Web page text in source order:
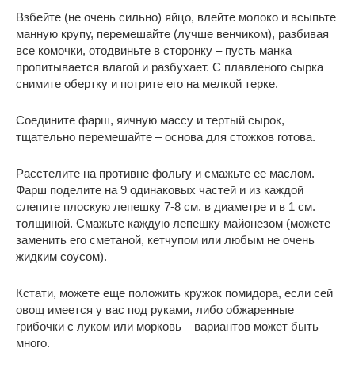
Взбейте (не очень сильно) яйцо, влейте молоко и всыпьте
манную крупу, перемешайте (лучше венчиком), разбивая
все комочки, отодвиньте в сторонку – пусть манка
пропитывается влагой и разбухает. С плавленого сырка
снимите обертку и потрите его на мелкой терке.
Соедините фарш, яичную массу и тертый сырок,
тщательно перемешайте – основа для стожков готова.
Расстелите на противне фольгу и смажьте ее маслом.
Фарш поделите на 9 одинаковых частей и из каждой
слепите плоскую лепешку 7-8 см. в диаметре и в 1 см.
толщиной. Смажьте каждую лепешку майонезом (можете
заменить его сметаной, кетчупом или любым не очень
жидким соусом).
Кстати, можете еще положить кружок помидора, если сей
овощ имеется у вас под руками, либо обжаренные
грибочки с луком или морковь – вариантов может быть
много.